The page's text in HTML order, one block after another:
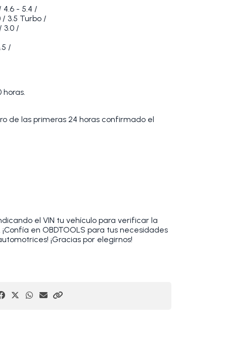
4.6 - 5.4 /
/ 3.5 Turbo /
3.0 /
/
horas.
de las primeras 24 horas confirmado el
el VIN tu vehículo para verificar la
en OBDTOOLS para tus necesidades
¡Gracias por elegirnos!